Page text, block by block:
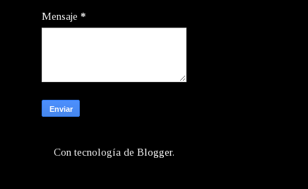
Mensaje *
Con tecnología de Blogger.